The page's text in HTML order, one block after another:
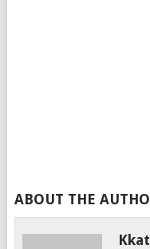
ABOUT THE